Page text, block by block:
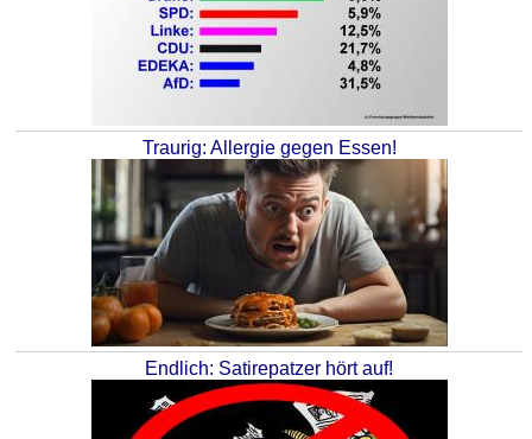
Traurig: Allergie gegen Essen!
Endlich: Satirepatzer hört auf!